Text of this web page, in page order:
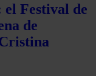
Festival de
de